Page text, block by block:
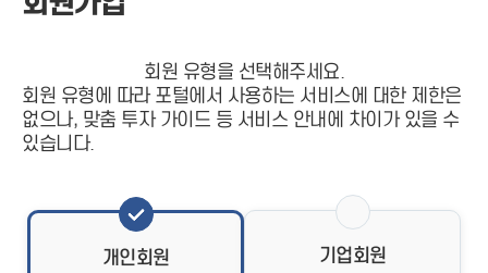
회원 유형을 선택해주세요.
회원 유형에 따라 포털에서 사용하는 서비스에 대한 제한은
없으나, 맞춤 투자 가이드 등 서비스 안내에 차이가 있을 수
있습니다.
개인회원 기업회원